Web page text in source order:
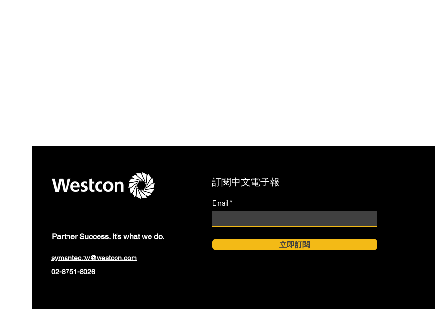
Partner Success. It’s what we do.
symantec.tw@westcon.com
02-8751-8026
訂閱中文電子報
Email
立即訂閱